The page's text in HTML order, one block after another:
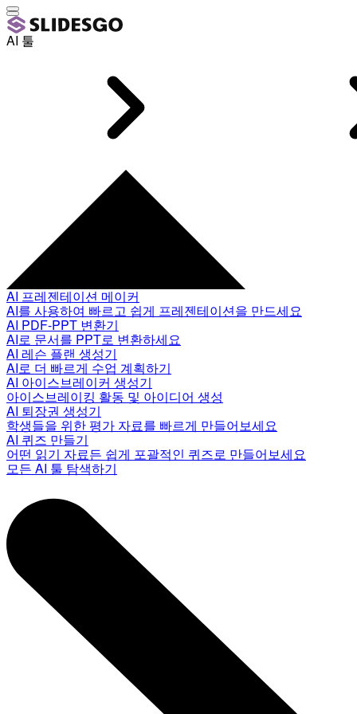
AI 툴
AI 프레젠테이션 메이커
AI를 사용하여 빠르고 쉽게 프레젠테이션을 만드세요
AI PDF-PPT 변환기
AI로 문서를 PPT로 변환하세요
AI 레슨 플랜 생성기
AI로 더 빠르게 수업 계획하기
AI 아이스브레이커 생성기
아이스브레이킹 활동 및 아이디어 생성
AI 퇴장권 생성기
학생들을 위한 평가 자료를 빠르게 만들어보세요
AI 퀴즈 만들기
어떤 읽기 자료든 쉽게 포괄적인 퀴즈로 만들어보세요
모든 AI 툴 탐색하기